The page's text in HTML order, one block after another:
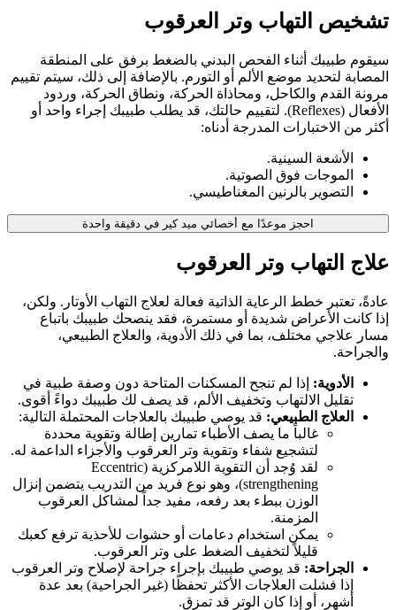
تشخيص التهاب وتر العرقوب
سيقوم طبيبك أثناء الفحص البدني بالضغط برفق على المنطقة
المصابة لتحديد موضع الألم أو التورم. بالإضافة إلى ذلك، سيتم تقييم
مرونة القدم والكاحل، ومحاذاة الحركة، ونطاق الحركة، وردود
الأفعال (Reflexes). لتقييم حالتك، قد يطلب طبيبك إجراء واحد أو
أكثر من الاختبارات المدرجة أدناه:
الأشعة السينية.
الموجات فوق الصوتية.
التصوير بالرنين المغناطيسي.
احجز موعدًا مع أخصائي ميد كير في دقيقة واحدة
علاج التهاب وتر العرقوب
عادةً، تعتبر خطط الرعاية الذاتية فعالة لعلاج التهاب الأوتار. ولكن،
إذا كانت الأعراض شديدة أو مستمرة، فقد ينصحك طبيبك باتباع
مسار علاجي مختلف، بما في ذلك الأدوية، والعلاج الطبيعي،
والجراحة.
الأدوية: إذا لم تنجح المسكنات المتاحة دون وصفة طبية في
تقليل الالتهاب وتخفيف الألم، قد يصف لك طبيبك دواءً أقوى.
العلاج الطبيعي: قد يوصي طبيبك بالعلاجات المحتملة التالية:
غالباً ما يصف الأطباء تمارين إطالة وتقوية محددة
لتشجيع شفاء وتقوية وتر العرقوب والأجزاء الداعمة له.
لقد وُجد أن التقوية اللامركزية (Eccentric
strengthening)، وهو نوع فريد من التدريب يتضمن إنزال
الوزن ببطء بعد رفعه، مفيد جداً لمشاكل العرقوب
المزمنة.
يمكن استخدام دعامات أو حشوات للأحذية ترفع كعبك
قليلاً لتخفيف الضغط على وتر العرقوب.
الجراحة: قد يوصي طبيبك بإجراء جراحة لإصلاح وتر العرقوب
إذا فشلت العلاجات الأكثر تحفظًا (غير الجراحية) بعد عدة
أشهر، أو إذا كان الوتر قد تمزق.